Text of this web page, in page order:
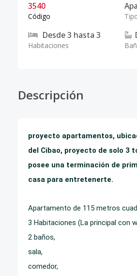
3540
Código
Desde3 hasta 3
Habitaciones
Descripción
proyecto apartamentos,
del Cibao, proyecto de solo 3
posee una terminación de
casa para entretenerte.
Apartamento de 115 metros
3 Habitaciones (La principal con
2 baños,
sala,
comedor,